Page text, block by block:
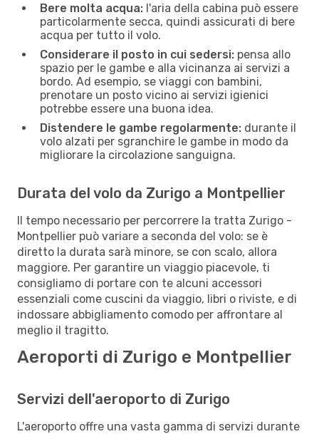
Bere molta acqua: l'aria della cabina può essere
particolarmente secca, quindi assicurati di bere
acqua per tutto il volo.
Considerare il posto in cui sedersi: pensa allo
spazio per le gambe e alla vicinanza ai servizi a
bordo. Ad esempio, se viaggi con bambini,
prenotare un posto vicino ai servizi igienici
potrebbe essere una buona idea.
Distendere le gambe regolarmente: durante il
volo alzati per sgranchire le gambe in modo da
migliorare la circolazione sanguigna.
Durata del volo da Zurigo a Montpellier
Il tempo necessario per percorrere la tratta Zurigo -
Montpellier può variare a seconda del volo: se è
diretto la durata sarà minore, se con scalo, allora
maggiore. Per garantire un viaggio piacevole, ti
consigliamo di portare con te alcuni accessori
essenziali come cuscini da viaggio, libri o riviste, e di
indossare abbigliamento comodo per affrontare al
meglio il tragitto.
Aeroporti di Zurigo e Montpellier
Servizi dell'aeroporto di Zurigo
L'aeroporto offre una vasta gamma di servizi durante